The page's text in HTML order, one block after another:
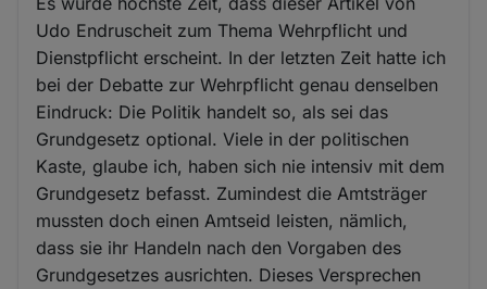
Udo Endruscheit zum Thema Wehrpflicht und
Dienstpflicht erscheint. In der letzten Zeit hatte ich
bei der Debatte zur Wehrpflicht genau denselben
Eindruck: Die Politik handelt so, als sei das
Grundgesetz optional. Viele in der politischen
Kaste, glaube ich, haben sich nie intensiv mit dem
Grundgesetz befasst. Zumindest die Amtsträger
mussten doch einen Amtseid leisten, nämlich,
dass sie ihr Handeln nach den Vorgaben des
Grundgesetzes ausrichten. Dieses Versprechen